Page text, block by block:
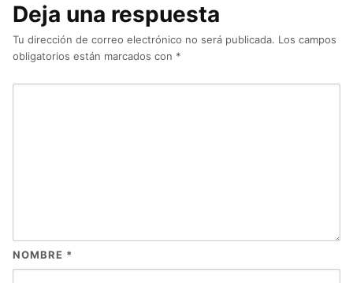
Deja una respuesta
Tu dirección de correo electrónico no será publicada. Los campos
obligatorios están marcados con *
NOMBRE *